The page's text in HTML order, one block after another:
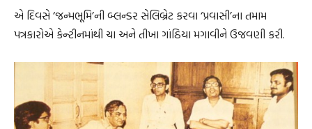
એ દિવસે ‘જન્મભૂમિ’ની બ્લન્ડર સેલિબ્રેટ કરવા ‘પ્રવાસી’ના તમામ
પત્રકારોએ કેન્ટીનમાંથી ચા અને તીખા ગાંઠિયા મગાવીને ઉજવણી કરી.